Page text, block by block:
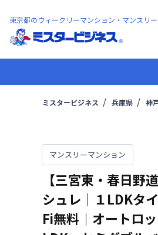
東京都のウィークリーマンション・マンスリ
ミスタービジネス 兵庫県 神
マンスリーマンション
【三宮東・春日野
シュレ｜１LDKタ
Fi無料｜オートロ